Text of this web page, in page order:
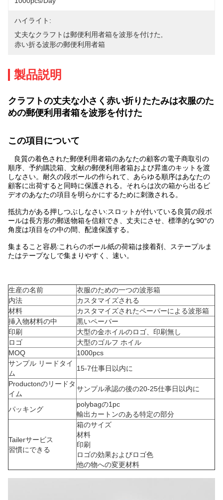
ハイライト:
丈夫なクラフトは郵便利用者箱を波形を付けた
赤い折る波形の郵便利用者箱
製品説明
クラフトの丈夫な小さく赤い折りたたみは衣服のた
めの郵便利用者箱を波形を付けた
この項目について
良質の着色された郵便利用者箱のあなたの顧客の電子商取引の
順序、予約購読箱、文献の郵便利用者箱および昇進のキットを渡
しなさい。耐久の段ボールの作られて、あらゆる順序はあなたの
顧客に出荷すると同時に保護される。それらは次の箱から出るビ
デオのあなたの項目を明らかにするために刺激される。
抵抗力がある押しつぶしなさい:スロットが付いている良質の段ボ
ールは長方形の郵送物箱を信頼でき、丈夫にさせ、標準的な90°の
角度は項目をの中の間、配達保護する。
集まること容易:これらのボール紙の荷箱は接着剤、ステープルま
たはテープなしで集まりやすく、速い。
生産の名前 衣服のための一つの波形箱
内法
カスタマイズされる
材料
カスタマイズされたペーパーによる波形箱
挿入物材料の中
黒いペーパー
印刷
大型の金ホイルのロゴ、印刷無し
ロゴ
大型のゴルフ ホイル
MOQ
1000pcs
サンプル リードタイ
ム
15-7仕事日以内に
Productonのリードタ
イム
サンプル承認の後の20-25仕事日以内に
パッキング
polybagの1pc
輸出カートンのある特定の部分
Tailerサービス
習慣にできる
箱のサイズ
材料
印刷
ロゴの効果およびロゴ色
他の物への変更材料